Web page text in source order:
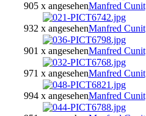
905 x angesehenManfred Cunit
932 x angesehenManfred Cunit
901 x angesehenManfred Cunit
971 x angesehenManfred Cunit
994 x angesehenManfred Cunit